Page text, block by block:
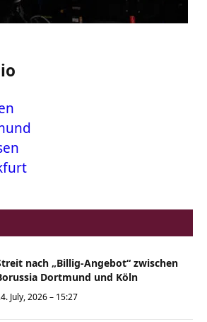
nach „Billig-Angebot“ zwischen
Dortmund und Köln
July, 2026 – 15:27